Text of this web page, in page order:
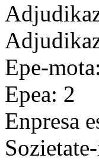
Epe-
Epea: 2
Enpresa